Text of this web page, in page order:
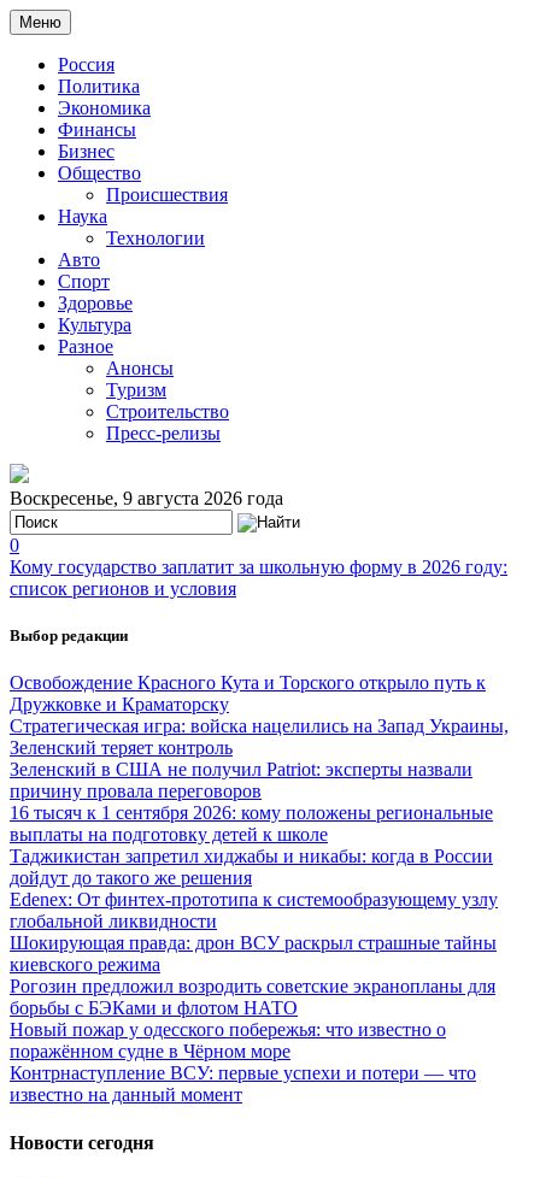
Меню
Россия
Политика
Экономика
Финансы
Бизнес
Общество
Происшествия
Наука
Технологии
Авто
Спорт
Здоровье
Культура
Разное
Анонсы
Туризм
Строительство
Пресс-релизы
Воскресенье, 9 августа 2026 года
0
Кому государство заплатит за школьную форму в 2026 году:
список регионов и условия
Выбор редакции
Освобождение Красного Кута и Торского открыло путь к
Дружковке и Краматорску
Стратегическая игра: войска нацелились на Запад Украины,
Зеленский теряет контроль
Зеленский в США не получил Patriot: эксперты назвали
причину провала переговоров
16 тысяч к 1 сентября 2026: кому положены региональные
выплаты на подготовку детей к школе
Таджикистан запретил хиджабы и никабы: когда в России
дойдут до такого же решения
Edenex: От финтех-прототипа к системообразующему узлу
глобальной ликвидности
Шокирующая правда: дрон ВСУ раскрыл страшные тайны
киевского режима
Рогозин предложил возродить советские экранопланы для
борьбы с БЭКами и флотом НАТО
Новый пожар у одесского побережья: что известно о
поражённом судне в Чёрном море
Контрнаступление ВСУ: первые успехи и потери — что
известно на данный момент
Новости сегодня